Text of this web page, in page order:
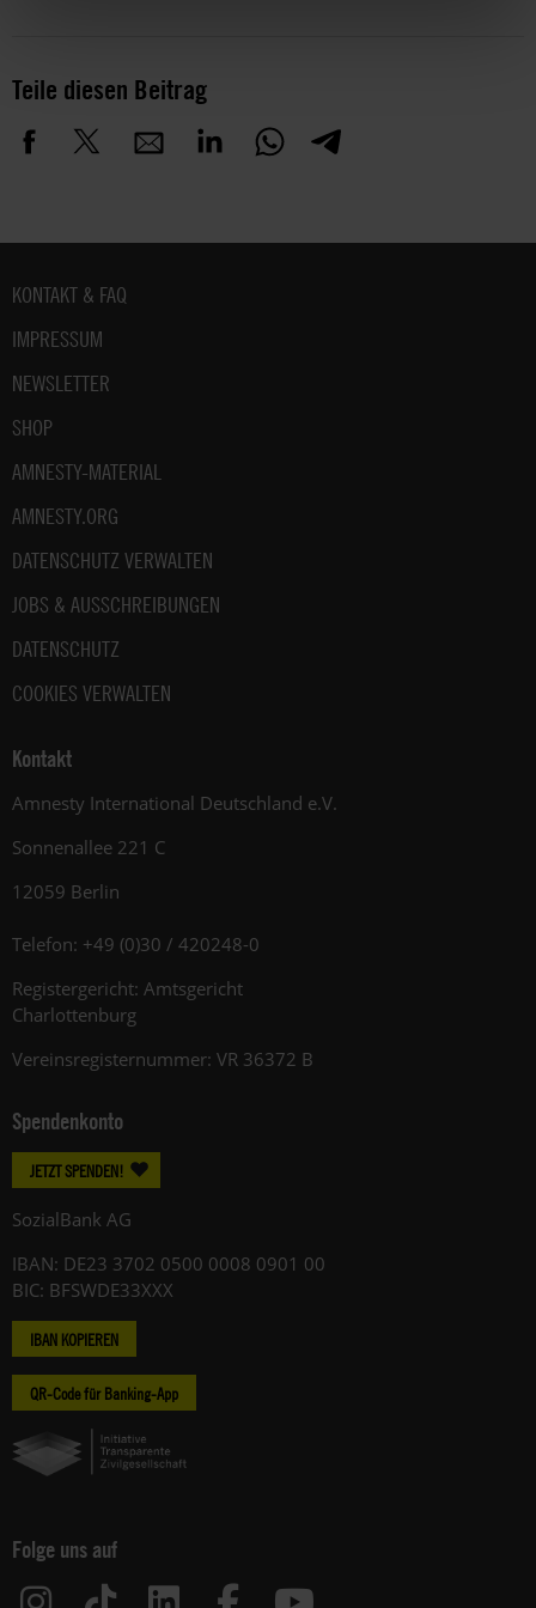
Teile diesen Beitrag
Fußbereich
KONTAKT & FAQ
IMPRESSUM
NEWSLETTER
SHOP
AMNESTY-MATERIAL
AMNESTY.ORG
DATENSCHUTZ VERWALTEN
JOBS & AUSSCHREIBUNGEN
DATENSCHUTZ
COOKIES VERWALTEN
Kontakt
Amnesty International Deutschland e.V.
Sonnenallee 221 C
12059 Berlin
Telefon: +49 (0)30 / 420248-0
Registergericht: Amtsgericht
Charlottenburg
Vereinsregisternummer: VR 36372 B
Spendenkonto
JETZT SPENDEN!
SozialBank AG
IBAN: DE23 3702 0500 0008 0901 00
BIC: BFSWDE33XXX
IBAN KOPIEREN
QR-Code für Banking-App
Folge uns auf